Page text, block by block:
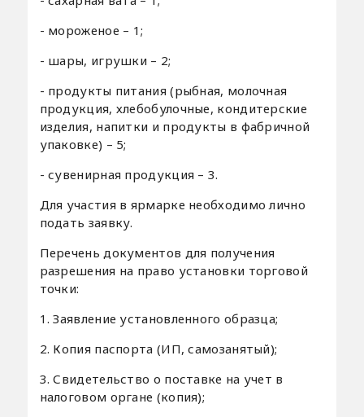
- мороженое – 1;
- шары, игрушки – 2;
- продукты питания (рыбная, молочная
продукция, хлебобулочные, кондитерские
изделия, напитки и продукты в фабричной
упаковке) – 5;
- сувенирная продукция – 3.
Для участия в ярмарке необходимо лично
подать заявку.
Перечень документов для получения
разрешения на право установки торговой
точки:
1. Заявление установленного образца;
2. Копия паспорта (ИП, самозанятый);
3. Свидетельство о поставке на учет в
налоговом органе (копия);